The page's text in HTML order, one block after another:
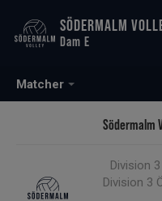
Matcher
SÖDERMALM
Dam E
Södermalm
Division
Division 3